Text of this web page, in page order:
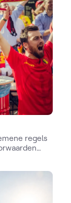
we
eenvoudig
dat doen.
regels